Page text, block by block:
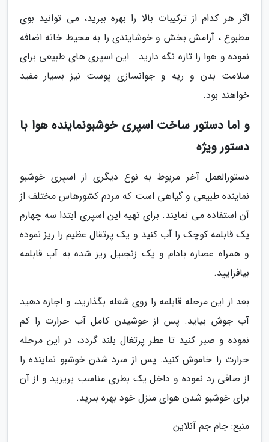
اگر هر کدام از ترکیبات بالا را بهره ببرید، می توانید بوی
مطبوع ، آرامش بخش و خوشایندی را به محیط خانه اضافه
نموده و هوا را تازه نگه دارید . این اسپری های طبیعی برای
سلامت بدن و ریه و جوانسازی پوست نیز بسیار مفید
خواهند بود.
و اما دستور ساخت اسپری خوشبونماینده هوا با
دستور ویژه
دستورالعمل آخر مربوط به نوع دیگری از اسپری خوشبو
نماینده طبیعی و گیاهی است که مردم کشورهاس مختلف از
آن استفاده می نمایند. برای تهیه این اسپری ابتدا سه چهارم
یک قابلمه کوچک را آب کنید و یک پرتقال عظیم را ریز نموده
و همراه عصاره بادام و یک زنجبیل ریز شده به آب قابلمه
بیافزایید.
بعد از این مرحله قابلمه را روی شعله بگذارید، و اجازه دهید
آب جوش بیاید. پس از جوشیدن کامل آب حرارت را کم
نموده و صبر کنید تا عطر پرتغال بلند گردد، در این مرحله
حرارت را خاموش کنید. پس از سرد شدن خوشبو نماینده را
از صافی رد نموده و داخل یک بطری مناسب بریزید و از آن
برای خوشبو شدن هوای منزل خود بهره ببرید.
منبع: جام جم آنلاین